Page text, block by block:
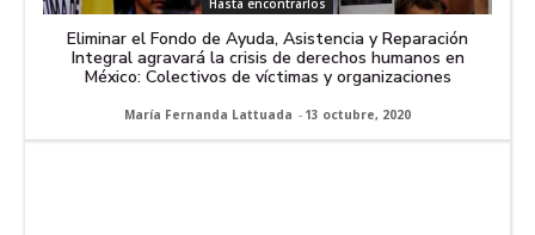
Hasta encontrarlos
Eliminar el Fondo de Ayuda, Asistencia y Reparación
Integral agravará la crisis de derechos humanos en
México: Colectivos de víctimas y organizaciones
María Fernanda Lattuada - 13 octubre, 2020